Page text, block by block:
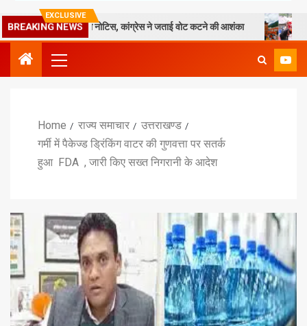
EXCLUSIVE
BREAKING NEWS
मतदाताओं को नोटिस, कांग्रेस ने जताई वोट कटने की आशंका धराली
Home राज्य समाचार
उत्तराखण्ड
गर्मी में पैकेज्ड ड्रिंकिंग वाटर की गुणवत्ता पर सतर्क
हुआ FDA , जारी किए सख्त निगरानी के आदेश